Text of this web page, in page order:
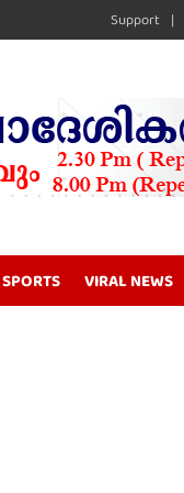
Support
SPORTS VIRAL NEWS